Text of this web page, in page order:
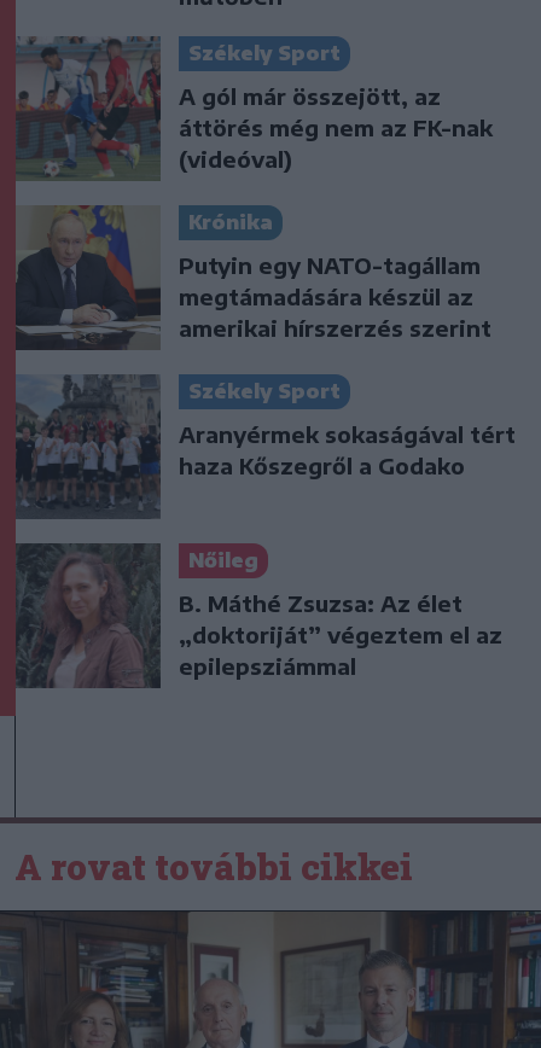
Székely Sport
A gól már összejött, az
áttörés még nem az FK-nak
(videóval)
Krónika
Putyin egy NATO-tagállam
megtámadására készül az
amerikai hírszerzés szerint
Székely Sport
Aranyérmek sokaságával tért
haza Kőszegről a Godako
Nőileg
B. Máthé Zsuzsa: Az élet
„doktoriját” végeztem el az
epilepsziámmal
A rovat további cikkei